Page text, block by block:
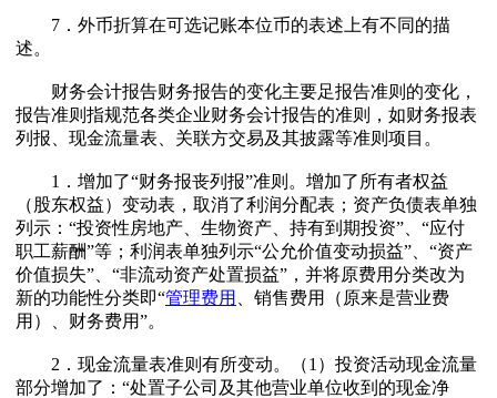
7．外币折算在可选记账本位币的表述上有不同的描
述。
财务会计报告财务报告的变化主要足报告准则的变化，
报告准则指规范各类企业财务会计报告的准则，如财务报表
列报、现金流量表、关联方交易及其披露等准则项目。
1．增加了“财务报丧列报”准则。增加了所有者权益
（股东权益）变动表，取消了利润分配表；资产负债表单独
列示：“投资性房地产、生物资产、持有到期投资”、“应付
职工薪酬”等；利润表单独列示“公允价值变动损益”、“资产
价值损失”、“非流动资产处置损益”，并将原费用分类改为
新的功能性分类即“管理费用
、销售费用（原来是营业费
用）、财务费用”。
2．现金流量表准则有所变动。（1）投资活动现金流量
部分增加了：“处置子公司及其他营业单位收到的现金净